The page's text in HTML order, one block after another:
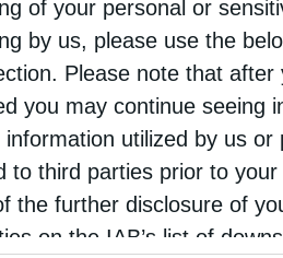
of your personal or
by us, please use the
Please note that
you may continue seeing
information utilized by us or
to third parties prior to
the further disclosure of
on the IAB’s list of
ΔΙΕΘΝΗ
Τι αφορά η αγωγή
Η εταιρεία BHP ευθύνεται
2015 στη Βραζιλία,
αγωγή μαμούθ
Από Newsroom 14 Νοεμβρίου 2025